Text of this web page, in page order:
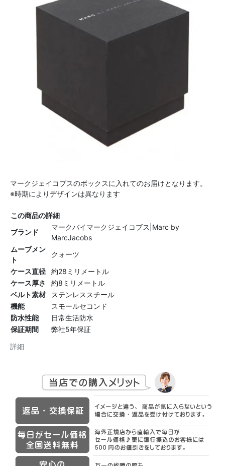
マークジェイコブスのボックスに入れてのお届けとなります。
※時期によりデザインは異なります
詳細
この商品の詳細
ブランド
マークバイマークジェイコブス|Marc by
MarcJacobs
ムーブメン
ト
クォーツ
ケース直径
約28ミリメートル
ケース厚さ
約8ミリメートル
ベルト素材
ステンレススチール
機能
スモールセコンド
防水性能
日常生活防水
保証期間
弊社5年保証